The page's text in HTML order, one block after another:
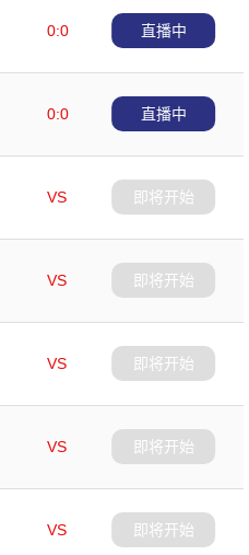
0:0
直播中
0:0
直播中
VS
即将开始
VS
即将开始
VS
即将开始
VS
即将开始
VS
即将开始